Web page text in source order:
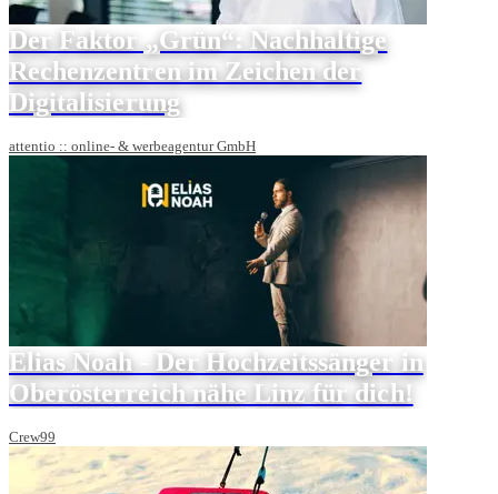
Der Faktor „Grün“: Nachhaltige
Rechenzentren im Zeichen der
Digitalisierung
attentio :: online- & werbeagentur GmbH
Elias Noah - Der Hochzeitssänger in
Oberösterreich nähe Linz für dich!
Crew99